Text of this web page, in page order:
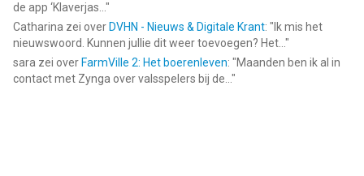
de app ‘Klaverjas... "
Catharina zei over DVHN - Nieuws & Digitale Krant: " Ik mis het
nieuwswoord. Kunnen jullie dit weer toevoegen? Het... "
sara zei over FarmVille 2: Het boerenleven: "Maanden ben ik al in
contact met Zynga over valsspelers bij de... "